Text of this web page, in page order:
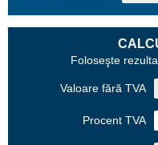
Foloseşte
Valoare fără TVA
Procent TVA